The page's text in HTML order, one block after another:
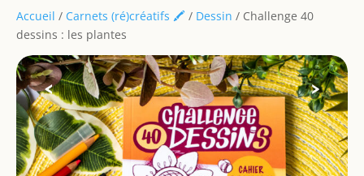
Accueil / Carnets (ré)créatifs 🖍 / Dessin / Challenge 40
dessins : les plantes